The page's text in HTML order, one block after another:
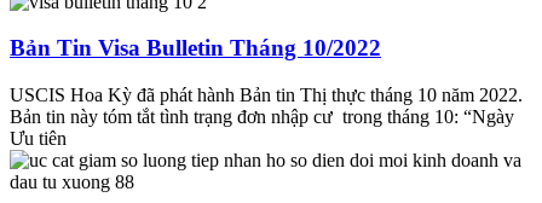
Bản Tin Visa Bulletin Tháng 10/2022
USCIS Hoa Kỳ đã phát hành Bản tin Thị thực tháng 10 năm 2022.
Bản tin này tóm tắt tình trạng đơn nhập cư trong tháng 10: “Ngày
Ưu tiên